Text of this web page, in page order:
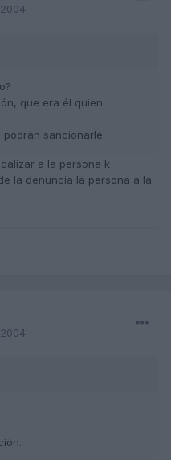
que era él quien
sancionarle.
a la persona k
la denuncia la persona a la